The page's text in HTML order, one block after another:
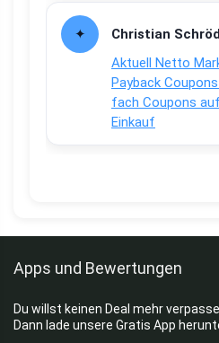
Christian
Aktuell Netto
Payback
fach Coupons
Einkauf
Apps und Bewertungen
Du willst keinen Deal mehr
Dann lade unsere Gratis App